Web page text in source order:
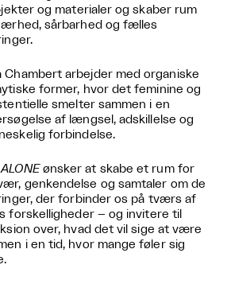
og materialer og skaber rum
sårbarhed og fælles
Chambert arbejder med organiske
former, hvor det feminine og
smelter sammen i en
af længsel, adskillelse og
forbindelse.
ønsker at skabe et rum for
genkendelse og samtaler om de
der forbinder os på tværs af
forskelligheder – og invitere til
over, hvad det vil sige at være
i en tid, hvor mange føler sig